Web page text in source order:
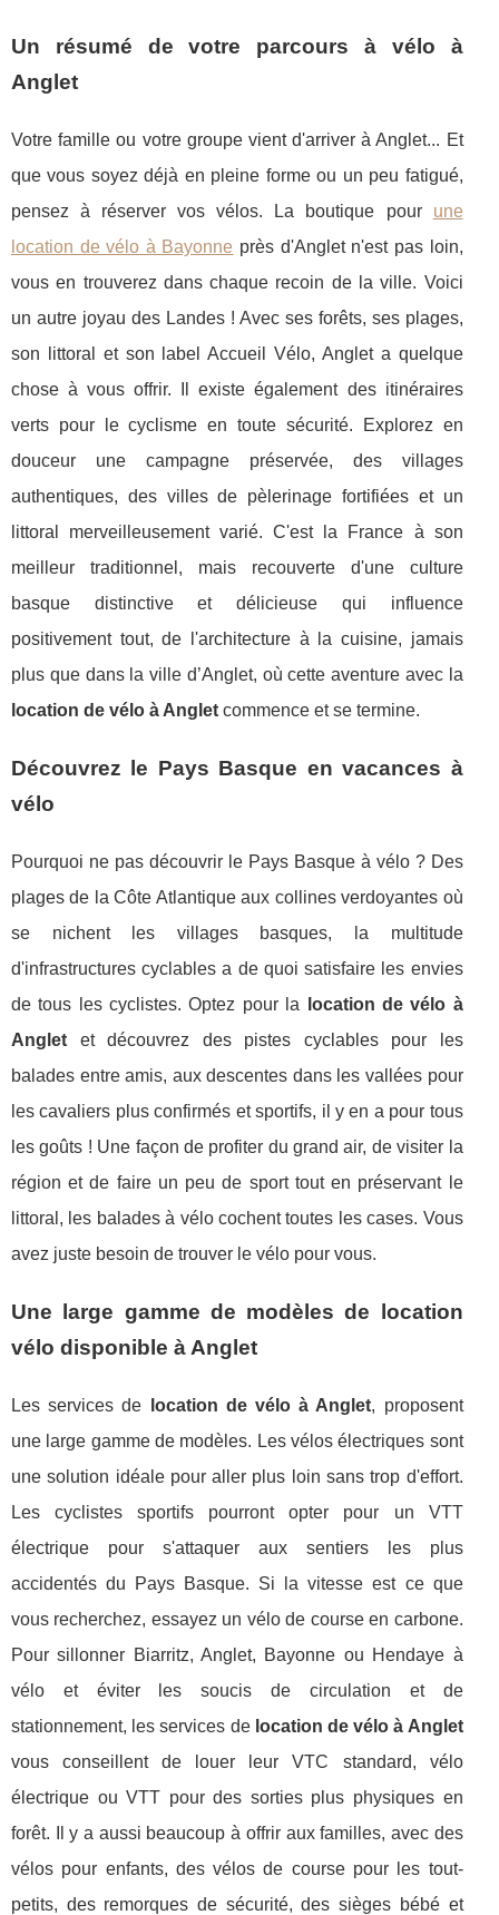
Un résumé de votre parcours à vélo à
Anglet
Votre famille ou votre groupe vient d'arriver à Anglet... Et
que vous soyez déjà en pleine forme ou un peu fatigué,
pensez à réserver vos vélos. La boutique pour une
location de vélo à Bayonne près d'Anglet n'est pas loin,
vous en trouverez dans chaque recoin de la ville. Voici
un autre joyau des Landes ! Avec ses forêts, ses plages,
son littoral et son label Accueil Vélo, Anglet a quelque
chose à vous offrir. Il existe également des itinéraires
verts pour le cyclisme en toute sécurité. Explorez en
douceur une campagne préservée, des villages
authentiques, des villes de pèlerinage fortifiées et un
littoral merveilleusement varié. C'est la France à son
meilleur traditionnel, mais recouverte d'une culture
basque distinctive et délicieuse qui influence
positivement tout, de l'architecture à la cuisine, jamais
plus que dans la ville d’Anglet, où cette aventure avec la
location de vélo à Anglet commence et se termine.
Découvrez le Pays Basque en vacances à
vélo
Pourquoi ne pas découvrir le Pays Basque à vélo ? Des
plages de la Côte Atlantique aux collines verdoyantes où
se nichent les villages basques, la multitude
d'infrastructures cyclables a de quoi satisfaire les envies
de tous les cyclistes. Optez pour la
location de vélo à
Anglet et découvrez des pistes cyclables pour les
balades entre amis, aux descentes dans les vallées pour
les cavaliers plus confirmés et sportifs, il y en a pour tous
les goûts ! Une façon de profiter du grand air, de visiter la
région et de faire un peu de sport tout en préservant le
littoral, les balades à vélo cochent toutes les cases. Vous
avez juste besoin de trouver le vélo pour vous.
Une large gamme de modèles de location
vélo disponible à Anglet
Les services de location de vélo à Anglet, proposent
une large gamme de modèles. Les vélos électriques sont
une solution idéale pour aller plus loin sans trop d'effort.
Les cyclistes sportifs pourront opter pour un VTT
électrique pour s'attaquer aux sentiers les plus
accidentés du Pays Basque. Si la vitesse est ce que
vous recherchez, essayez un vélo de course en carbone.
Pour sillonner Biarritz, Anglet, Bayonne ou Hendaye à
vélo et éviter les soucis de circulation et de
stationnement, les services de location de vélo à Anglet
vous conseillent de louer leur VTC standard, vélo
électrique ou VTT pour des sorties plus physiques en
forêt. Il y a aussi beaucoup à offrir aux familles, avec des
vélos pour enfants, des vélos de course pour les tout-
petits, des remorques de sécurité, des sièges bébé et